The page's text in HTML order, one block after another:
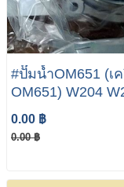
#ปั๊มน้ำOM651 (เครื่องดีเซล
OM651) W204
เบอร 651 200 19
01
0.00 ฿
0.00 ฿